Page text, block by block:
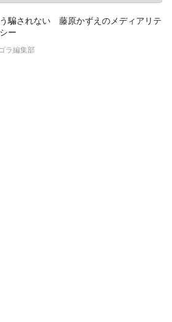
騙されない 藤原かずえのメディアリテ
ー
ラ編集部